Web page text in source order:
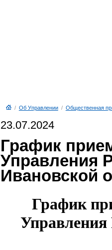
/ Об Управлении/ Общественная
23.07.2024
График
Управления
Ивановской
График
Управления